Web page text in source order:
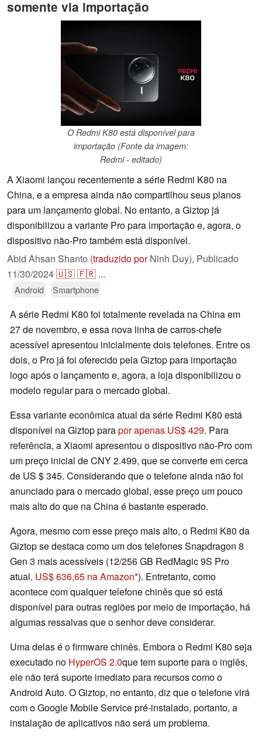
somente via importação
O Redmi K80 está disponível para
importação (Fonte da imagem:
Redmi - editado)
A Xiaomi lançou recentemente a série Redmi K80 na
China, e a empresa ainda não compartilhou seus planos
para um lançamento global. No entanto, a Giztop já
disponibilizou a variante Pro para importação e, agora, o
dispositivo não-Pro também está disponível.
Abid Ahsan Shanto (traduzido porNinh Duy), Publicado
11/30/2024🇺🇸🇫🇷 ...
Android Smartphone
A série Redmi K80 foi totalmente revelada na China em
27 de novembro, e essa nova linha de carros-chefe
acessível apresentou inicialmente dois telefones. Entre os
dois, o Pro já foi oferecido pela Giztop para importação
logo após o lançamento e, agora, a loja disponibilizou o
modelo regular para o mercado global.
Essa variante econômica atual da série Redmi K80 está
disponível na Giztop parapor apenas US$ 429. Para
referência, a Xiaomi apresentou o dispositivo não-Pro com
um preço inicial de CNY 2.499, que se converte em cerca
de US $ 345. Considerando que o telefone ainda não foi
anunciado para o mercado global, esse preço um pouco
mais alto do que na China é bastante esperado.
Agora, mesmo com esse preço mais alto, o Redmi K80 da
Giztop se destaca como um dos telefones Snapdragon 8
Gen 3 mais acessíveis (12/256 GB RedMagic 9S Pro
atual. US$ 636,65 na Amazon ). Entretanto, como
acontece com qualquer telefone chinês que só está
disponível para outras regiões por meio de importação, há
algumas ressalvas que o senhor deve considerar.
Uma delas é o firmware chinês. Embora o Redmi K80 seja
executado no HyperOS 2.0que tem suporte para o inglês,
ele não terá suporte imediato para recursos como o
Android Auto. O Giztop, no entanto, diz que o telefone virá
com o Google Mobile Service pré-instalado, portanto, a
instalação de aplicativos não será um problema.